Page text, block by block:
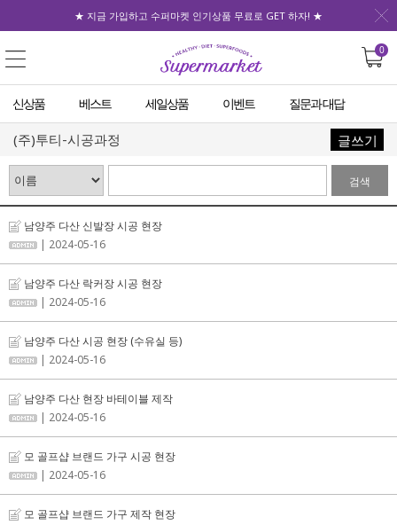
★ 지금 가입하고 수퍼마켓 인기상품 무료로 GET 하자! ★
0
신상품 베스트 세일상품 이벤트 질문과 대답
(주)투티-시공과정 글쓰기
검색
남양주 다산 신발장 시공 현장
| 2024-05-16
남양주 다산 락커장 시공 현장
| 2024-05-16
남양주 다산 시공 현장 (수유실 등)
| 2024-05-16
남양주 다산 현장 바테이블 제작
| 2024-05-16
모 골프샵 브랜드 가구 시공 현장
| 2024-05-16
모 골프샵 브랜드 가구 제작 현장